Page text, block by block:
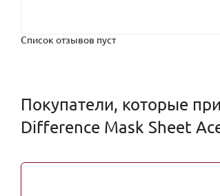
Список отзывов пуст
Покупатели, которые
Difference Mask Sheet